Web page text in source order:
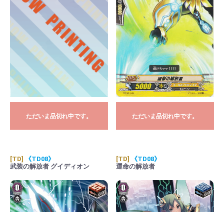
ただいま品切れ中です。 ただいま品切れ中です。
[TD]
《TD08》
武装の解放者 グイディオン
[TD]
《TD08》
運命の解放者